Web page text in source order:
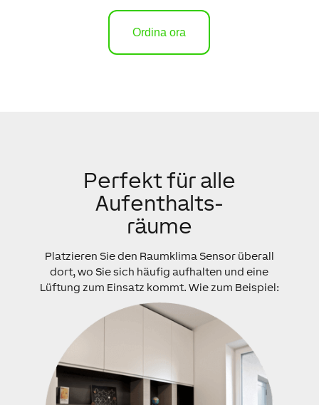
Ordina ora
Perfekt für alle
Aufenthalts-
räume
Platzieren Sie den Raumklima Sensor überall
dort, wo Sie sich häufig aufhalten und eine
Lüftung zum Einsatz kommt. Wie zum Beispiel: